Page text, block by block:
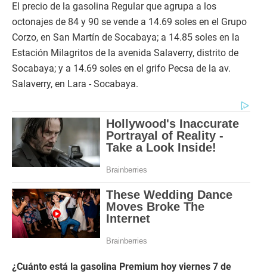
El precio de la gasolina Regular que agrupa a los
octonajes de 84 y 90 se vende a 14.69 soles en el Grupo
Corzo, en San Martín de Socabaya; a 14.85 soles en la
Estación Milagritos de la avenida Salaverry, distrito de
Socabaya; y a 14.69 soles en el grifo Pecsa de la av.
Salaverry, en Lara - Socabaya.
¿Cuánto está la gasolina Premium hoy viernes 7 de